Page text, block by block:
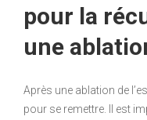
pour la
une
Après une ablation de
pour se remettre. Il est